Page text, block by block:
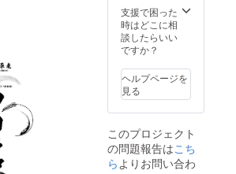
ます。
商品開
封前に
は必ず
お届け
のリ
に貼付
された
ラベル
や注意
書きを
ご確認
対象と
させて
頂きま
す
体はそ
れぞれ
に応じ
た枚数
たしま
す ※
セット
た。神
零（神
こぼ
し）100
の貴重
なボト
リング
・※藤原
制作オ
リジナ
ルラベ
部焼に
創られ
た。神
零（神
し）100
本のみ
の貴重
なボト
・※藤原
カムイ
制作オ
※初回生
産販売
口数完
売また
年度12
月31日
注文分
までの
に限る
※NFT
NFTを
支援で困った
時はどこに相
談したらいい
ですか？
ヘルプページを
見る
このプロジェクト
の問題報告はこち
らよりお問い合わ